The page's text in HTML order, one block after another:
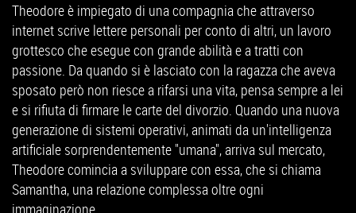
Theodore è impiegato di una compagnia che attraverso
internet scrive lettere personali per conto di altri, un lavoro
grottesco che esegue con grande abilità e a tratti con
passione. Da quando si è lasciato con la ragazza che aveva
sposato però non riesce a rifarsi una vita, pensa sempre a lei
e si rifiuta di firmare le carte del divorzio. Quando una nuova
generazione di sistemi operativi, animati da un'intelligenza
artificiale sorprendentemente "umana", arriva sul mercato,
Theodore comincia a sviluppare con essa, che si chiama
Samantha, una relazione complessa oltre ogni
immaginazione.